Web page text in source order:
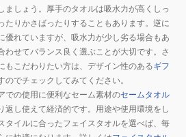
ましょう。厚手のタオルは吸水力が高くしっ
たりかさばったりすることもあります。逆に
優れていますが、吸水力が少し劣る場合もあ
わせてバランス良く選ぶことが大切です。さ
もこだわりたい方は、デザイン性のあるギフ
のでチェックしてみてください。
での使用に便利なセーム素材のセームタオル
返し使えて経済的です。用途や使用環境をし
タイルに合ったフェイスタオルを選べば、毎